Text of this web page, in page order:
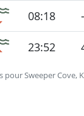
pour Sweeper Cove,
08:18
23:52